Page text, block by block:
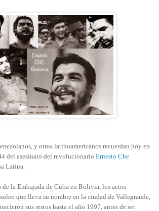
y otros latinoamericanos recuerdan hoy en
del asesinato del revolucionario Ernesto Che
Latina.
de la Embajada de Cuba en Bolivia, los actos
que lleva su nombre en la ciudad de Vallegrande,
sus restos hasta el año 1997, antes de ser